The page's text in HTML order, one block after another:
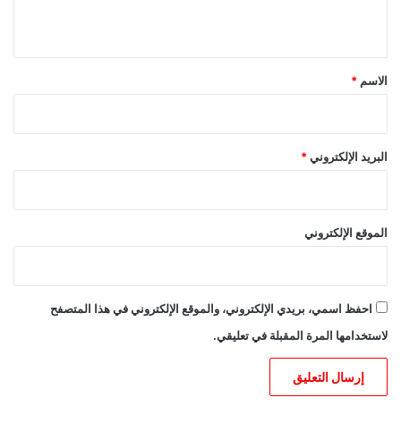
*
الاسم *
البريد الإلكتروني *
الموقع الإلكتروني
احفظ اسمي، بريدي الإلكتروني، والموقع الإلكتروني في هذا المتصفح
لاستخدامها المرة المقبلة في تعليقي.